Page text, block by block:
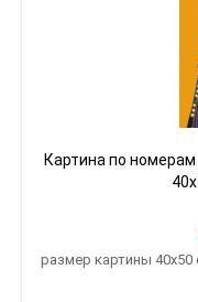
Картина по
размер картины